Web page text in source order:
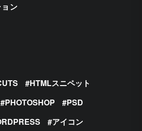
ン
HTMLスニペット
PHOTOSHOP
PSD
アイコン